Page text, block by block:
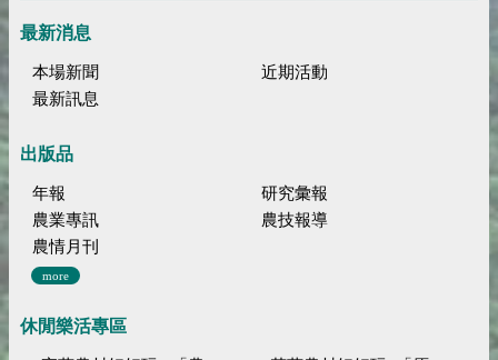
最新消息
本場新聞
近期活動
最新訊息
出版品
年報
研究彙報
農業專訊
農技報導
農情月刊
more
休閒樂活專區